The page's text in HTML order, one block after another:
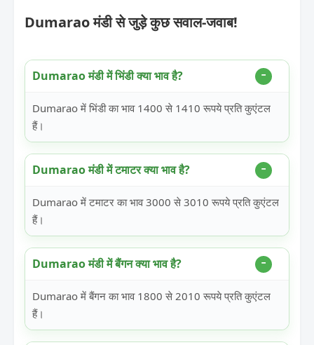
Dumarao मंडी से जुड़े कुछ सवाल-जवाब!
Dumarao मंडी में भिंडी क्या भाव है?
Dumarao में भिंडी का भाव 1400 से 1410 रूपये प्रति कुएंटल
हैं।
Dumarao मंडी में टमाटर क्या भाव है?
Dumarao में टमाटर का भाव 3000 से 3010 रूपये प्रति कुएंटल
हैं।
Dumarao मंडी में बैंगन क्या भाव है?
Dumarao में बैंगन का भाव 1800 से 2010 रूपये प्रति कुएंटल
हैं।